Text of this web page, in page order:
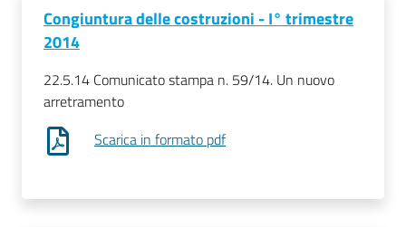
Congiuntura delle costruzioni - I° trimestre
2014
22.5.14 Comunicato stampa n. 59/14. Un nuovo
arretramento
Scarica in formato pdf